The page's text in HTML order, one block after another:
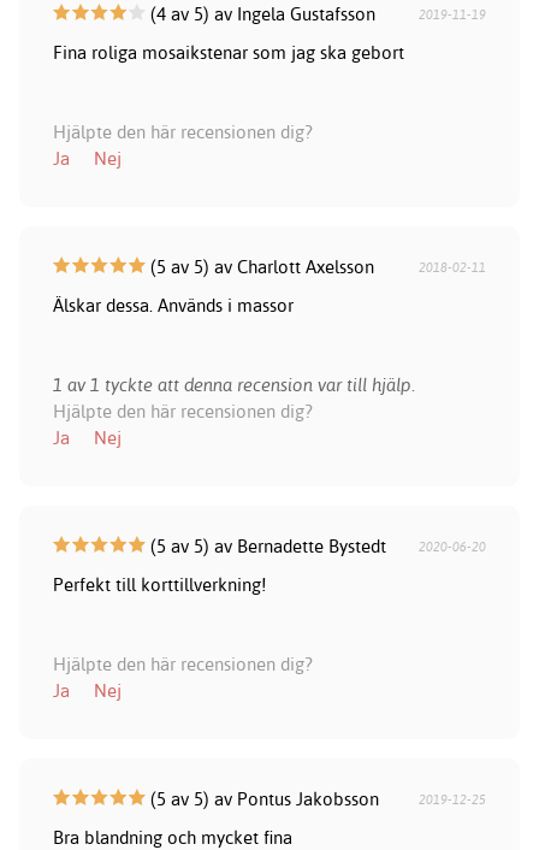
(4 av 5) av Ingela Gustafsson 2019-11-19
Fina roliga mosaikstenar som jag ska gebort
Hjälpte den här recensionen dig?
Ja
Nej
(5 av 5) av Charlott Axelsson 2018-02-11
Älskar dessa. Används i massor
1 av 1 tyckte att denna recension var till hjälp.
Hjälpte den här recensionen dig?
Ja
Nej
(5 av 5) av Bernadette Bystedt 2020-06-20
Perfekt till korttillverkning!
Hjälpte den här recensionen dig?
Ja
Nej
(5 av 5) av Pontus Jakobsson 2019-12-25
Bra blandning och mycket fina